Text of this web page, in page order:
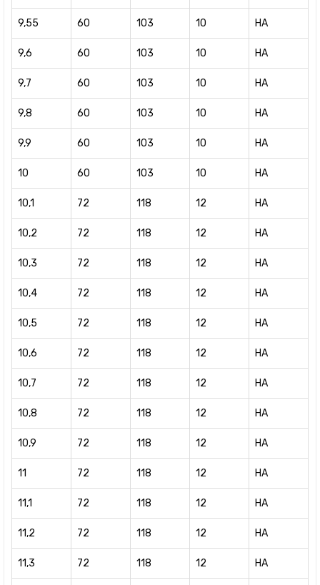
9,55 60 103 10 HA
9,6 60 103 10 HA
9,7 60 103 10 HA
9,8 60 103 10 HA
9,9 60 103 10 HA
10 60 103 10 HA
10,1 72 118 12 HA
10,2 72 118 12 HA
10,3 72 118 12 HA
10,4 72 118 12 HA
10,5 72 118 12 HA
10,6 72 118 12 HA
10,7 72 118 12 HA
10,8 72 118 12 HA
10,9 72 118 12 HA
11 72 118 12 HA
11,1 72 118 12 HA
11,2 72 118 12 HA
11,3 72 118 12 HA